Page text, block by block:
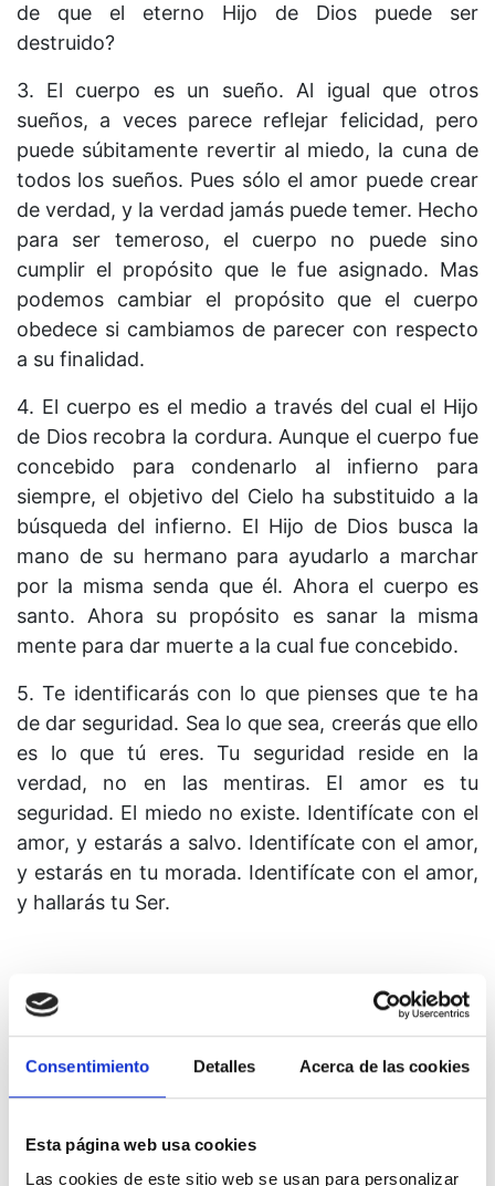
Consentimiento Detalles Acerca de las cookies
Esta página web usa cookies
Las cookies de este sitio web se usan para personalizar
de que el eterno Hijo de Dios puede ser
destruido?
3. El cuerpo es un sueño. Al igual que otros
sueños, a veces parece reflejar felicidad, pero
puede súbitamente revertir al miedo, la cuna de
todos los sueños. Pues sólo el amor puede crear
de verdad, y la verdad jamás puede temer. Hecho
para ser temeroso, el cuerpo no puede sino
cumplir el propósito que le fue asignado. Mas
podemos cambiar el propósito que el cuerpo
obedece si cambiamos de parecer con respecto
a su finalidad.
4. El cuerpo es el medio a través del cual el Hijo
de Dios recobra la cordura. Aunque el cuerpo fue
concebido para condenarlo al infierno para
siempre, el objetivo del Cielo ha substituido a la
búsqueda del infierno. El Hijo de Dios busca la
mano de su hermano para ayudarlo a marchar
por la misma senda que él. Ahora el cuerpo es
santo. Ahora su propósito es sanar la misma
mente para dar muerte a la cual fue concebido.
5. Te identificarás con lo que pienses que te ha
de dar seguridad. Sea lo que sea, creerás que ello
es lo que tú eres. Tu seguridad reside en la
verdad, no en las mentiras. El amor es tu
seguridad. El miedo no existe. Identifícate con el
amor, y estarás a salvo. Identifícate con el amor,
y estarás en tu morada. Identifícate con el amor,
y hallarás tu Ser.
Lo único que veo es la mansedumbre de la